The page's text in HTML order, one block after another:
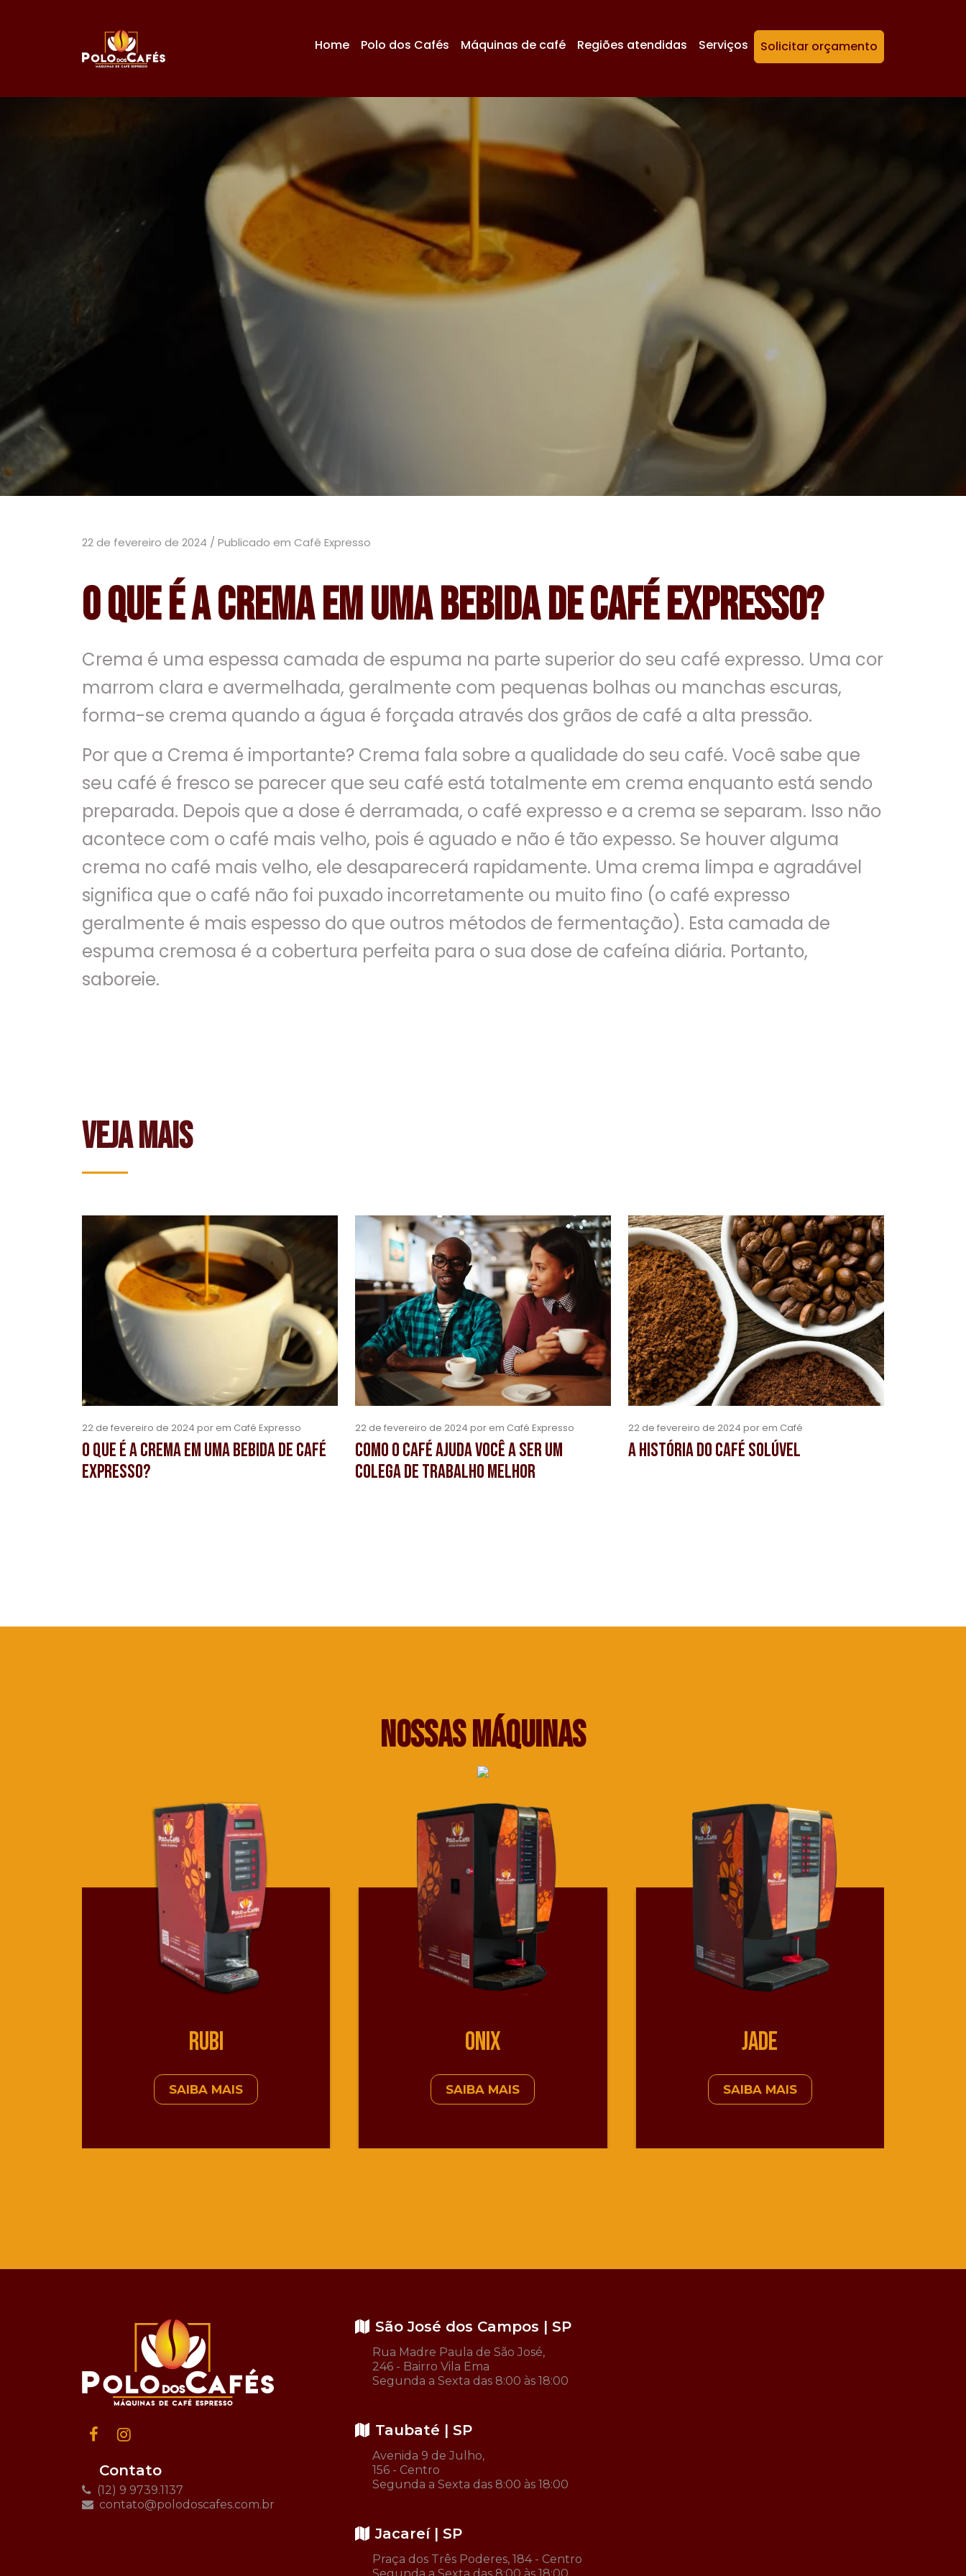
Home Polo dos Cafés Máquinas de café Regiões atendidas Serviços Solicitar orçamento
22 de fevereiro de 2024 / Publicado em Café Expresso
O que é a Crema em uma bebida de café expresso?
Crema é uma espessa camada de espuma na parte superior do seu café expresso. Uma cor
marrom clara e avermelhada, geralmente com pequenas bolhas ou manchas escuras,
forma-se crema quando a água é forçada através dos grãos de café a alta pressão.
Por que a Crema é importante? Crema fala sobre a qualidade do seu café. Você sabe que
seu café é fresco se parecer que seu café está totalmente em crema enquanto está sendo
preparada. Depois que a dose é derramada, o café expresso e a crema se separam. Isso não
acontece com o café mais velho, pois é aguado e não é tão expesso. Se houver alguma
crema no café mais velho, ele desaparecerá rapidamente. Uma crema limpa e agradável
significa que o café não foi puxado incorretamente ou muito fino (o café expresso
geralmente é mais espesso do que outros métodos de fermentação). Esta camada de
espuma cremosa é a cobertura perfeita para o sua dose de cafeína diária. Portanto,
saboreie.
VEJA MAIS
22 de fevereiro de 2024 por em Café Expresso
O que é a Crema em uma bebida de café
expresso?
22 de fevereiro de 2024 por em Café Expresso
Como o café ajuda você a ser um
colega de trabalho melhor
22 de fevereiro de 2024 por em Café
A história do café solúvel
nossas máquinas
Rubi
SAIBA MAIS
onix
SAIBA MAIS
Jade
SAIBA MAIS
Contato
(12) 9 9739.1137
contato@polodoscafes.com.br
São José dos Campos | SP
Rua Madre Paula de São José,
246 - Bairro Vila Ema
Segunda a Sexta das 8:00 às 18:00
Taubaté | SP
Avenida 9 de Julho,
156 - Centro
Segunda a Sexta das 8:00 às 18:00
Jacareí | SP
Praça dos Três Poderes, 184 - Centro